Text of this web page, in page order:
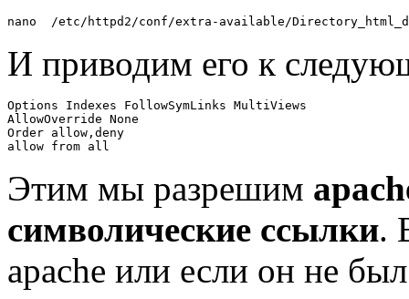
nano  /etc/httpd2/conf/extra-available/
И приводим его к
Options Indexes FollowSymLinks MultiViews
AllowOverride None
Order allow,deny
allow from all
Этим мы разрешим
символические ссылки.
apache или если он не